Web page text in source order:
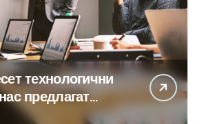
технологични
предлагат